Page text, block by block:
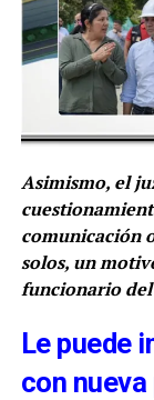
Asimismo, el
comunicación
solos, un
funcionario
Le puede
con